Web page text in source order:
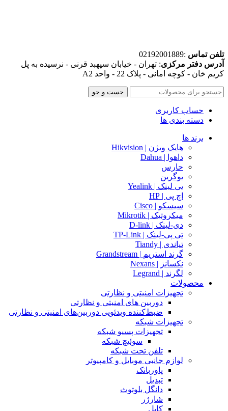
تلفن تماس :02192001889
آدرس دفتر مرکزی: تهران - خیابان سپهبد قرنی - نرسیده به پل
کریم خان - کوچه امانی - پلاک 22 - واحد A2
جست و جو
حساب کاربری
دسته بندی ها
برند ها
هایک ویژن | Hikvision
داهوا | Dahua
حارس
یوگرین
یی لینک | Yealink
اچ پی | HP
سیسکو | Cisco
میکروتیک | Mikrotik
دی-لینک | D-link
تی پی-لینک | TP-Link
تیاندی | Tiandy
گرند استریم | Grandstream
نکسانز | Nexans
لگرند | Legrand
محصولات
تجهیزات امنیتی و نظارتی
دوربین های امنیتی و نظارتی
ضبط‌کننده ویدئویی دوربین‌های امنیتی و نظارتی
تجهیزات شبکه
تجهیزات پسیو شبکه
سوئیچ‌ شبکه
تلفن تحت شبکه
لوازم جانبی موبایل و کامپیوتر
پاوربانک
تبدیل
دانگل بلوتوث
شارژر
کابل